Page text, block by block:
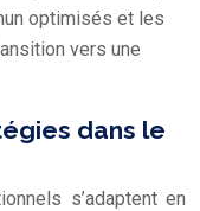
optimisés et les
vers une
dans le
s’adaptent en